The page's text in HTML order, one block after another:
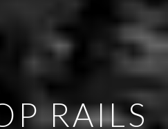
RAILS